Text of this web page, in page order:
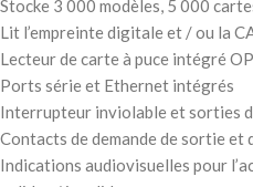
Stocke 3 000 modèles, 5 000
Lit l’empreinte digitale et / ou la
Lecteur de carte à puce intégré
Ports série et Ethernet intégrés
Interrupteur inviolable et sorties
Contacts de demande de sortie et
Indications audiovisuelles pour